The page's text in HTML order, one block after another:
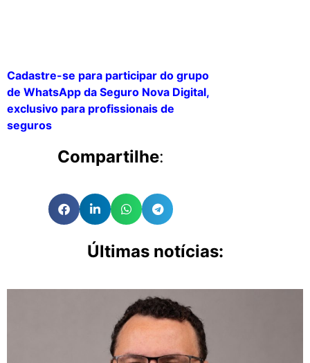
Cadastre-se para participar do grupo
de WhatsApp da Seguro Nova Digital,
exclusivo para profissionais de
seguros
Compartilhe:
Últimas notícias: